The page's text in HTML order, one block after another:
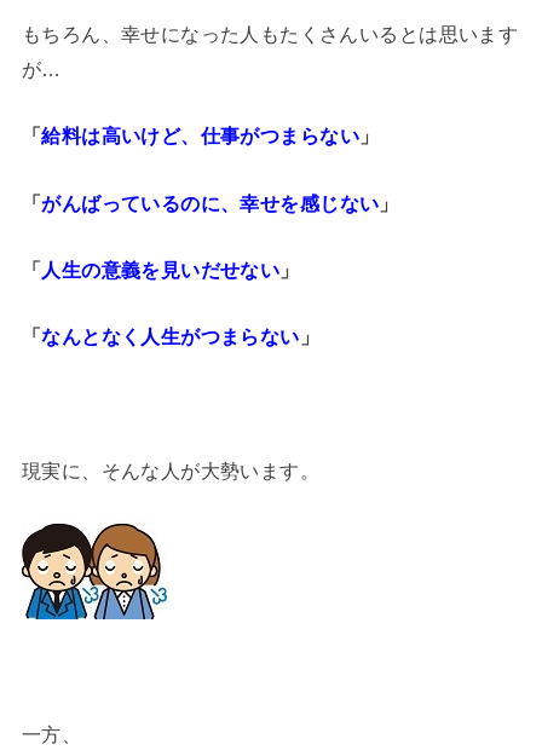
もちろん、幸せになった人もたくさんいるとは思います
が…
「給料は高いけど、仕事がつまらない」
「がんばっているのに、幸せを感じない 」
「 人生の意義を見いだせない 」
「なんとなく人生がつまらない 」
現実に、そんな人が大勢います。
一方、